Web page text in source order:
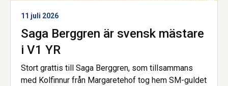
11 juli 2026
Saga Berggren är svensk mästare
i V1 YR
Stort grattis till Saga Berggren, som tillsammans
med Kolfinnur från Margaretehof tog hem SM-guldet